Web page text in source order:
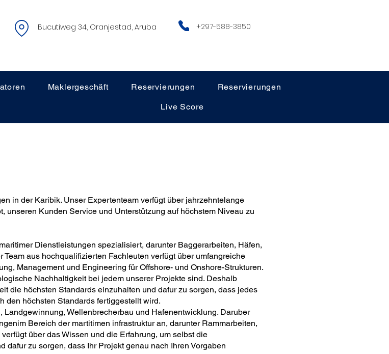
Bucutiweg 34, Oranjestad, Aruba +297-588-3850
in der Karibik. Unser Expertenteam verfügt über jahrzehntelange
unseren Kunden Service und Unterstützung auf höchstem Niveau zu
Dienstleistungen spezialisiert, darunter Baggerarbeiten, Häfen,
aus hochqualifizierten Fachleuten verfügt über umfangreiche
Management und Engineering für Offshore- und Onshore-Strukturen.
Nachhaltigkeit bei jedem unserer Projekte sind. Deshalb
die höchsten Standards einzuhalten und dafur zu sorgen, dass jedes
den höchsten Standards fertiggestellt wird.
Wellenbrecherbau und Hafenentwicklung. Daruber
Bereich der martitimen infrastruktur an, darunter Rammarbeiten,
über das Wissen und die Erfahrung, um selbst die
dafur zu sorgen, dass Ihr Projekt genau nach Ihren Vorgaben
Maklergeschäft Reservierungen Reservierungen
Live Score